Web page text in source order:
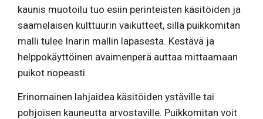
kaunis muotoilu tuo esiin perinteisten käsitöiden ja
saamelaisen kulttuurin vaikutteet, sillä puikkomitan
malli tulee Inarin mallin lapasesta. Kestävä ja
helppokäyttöinen avaimenperä auttaa mittaamaan
puikot nopeasti.
Erinomainen lahjaidea käsitöiden ystäville tai
pohjoisen kauneutta arvostaville. Puikkomitan voit